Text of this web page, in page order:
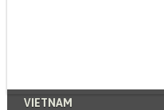
VIETNAM